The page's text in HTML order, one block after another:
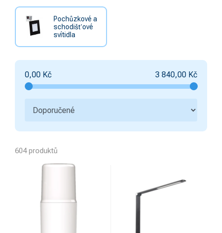
Pochůzkové a
schodišťové
svítidla
0,00 Kč 3 840,00 Kč
604 produktů